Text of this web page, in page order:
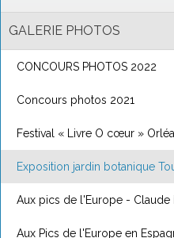
GALERIE PHOTOS
CONCOURS PHOTOS 2022
Concours photos 2021
Festival « Livre O cœur »
Exposition jardin botanique
Aux pics de l'Europe - Claude
Aux Pics de l'Europe en